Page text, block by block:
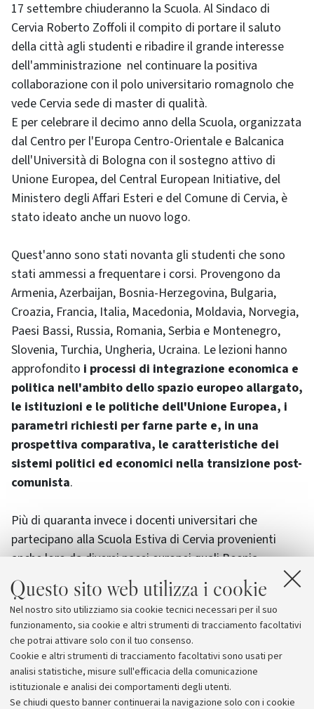
Questo sito web utilizza i cookie
Nel nostro sito utilizziamo sia cookie tecnici necessari per il suo
funzionamento, sia cookie e altri strumenti di tracciamento facoltativi
che potrai attivare solo con il tuo consenso.
Cookie e altri strumenti di tracciamento facoltativi sono usati per
analisi statistiche, misure sull'efficacia della comunicazione
istituzionale e analisi dei comportamenti degli utenti.
Se chiudi questo banner continuerai la navigazione solo con i cookie
17 settembre chiuderanno la Scuola. Al Sindaco di
Cervia Roberto Zoffoli il compito di portare il saluto
della città agli studenti e ribadire il grande interesse
dell'amministrazione nel continuare la positiva
collaborazione con il polo universitario romagnolo che
vede Cervia sede di master di qualità.
E per celebrare il decimo anno della Scuola, organizzata
dal Centro per l'Europa Centro-Orientale e Balcanica
dell'Università di Bologna con il sostegno attivo di
Unione Europea, del Central European Initiative, del
Ministero degli Affari Esteri e del Comune di Cervia, è
stato ideato anche un nuovo logo.
Quest'anno sono stati novanta gli studenti che sono
stati ammessi a frequentare i corsi. Provengono da
Armenia, Azerbaijan, Bosnia-Herzegovina, Bulgaria,
Croazia, Francia, Italia, Macedonia, Moldavia, Norvegia,
Paesi Bassi, Russia, Romania, Serbia e Montenegro,
Slovenia, Turchia, Ungheria, Ucraina. Le lezioni hanno
approfondito i processi di integrazione economica e
politica nell'ambito dello spazio europeo allargato,
le istituzioni e le politiche dell'Unione Europea, i
parametri richiesti per farne parte e, in una
prospettiva comparativa, le caratteristiche dei
sistemi politici ed economici nella transizione post-
comunista.
Più di quaranta invece i docenti universitari che
partecipano alla Scuola Estiva di Cervia provenienti
anche loro da diversi paesi europei quali Bosnia-
Herzegovina, Bulgaria, Croazia, Gran Bretagna, Grecia,
Italia, Paesi Bassi, Polonia, Romania, Slovacchia,
Ucraina e degli Stati Uniti, da Centri di Ricerca e
istituzioni nazionali ed internazionali, nonché dalla
Commissione Europea e dal Parlamento Europeo.